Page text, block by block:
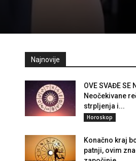
Najnovije
OVE SVAĐE SE
Neočekivane
strpljenja i...
Horoskop
Konačno kraj
patnji, ovim